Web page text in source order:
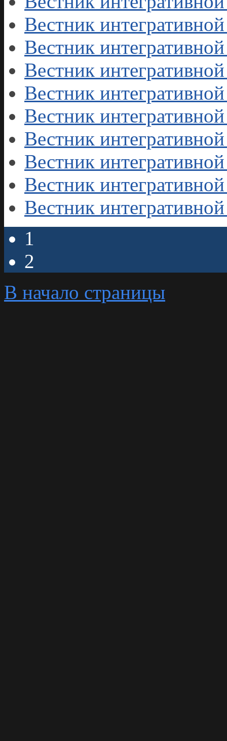
Вестник
Вестник
Вестник
Вестник
Вестник
Вестник
Вестник
Вестник
Вестник
1
2
В начало страницы